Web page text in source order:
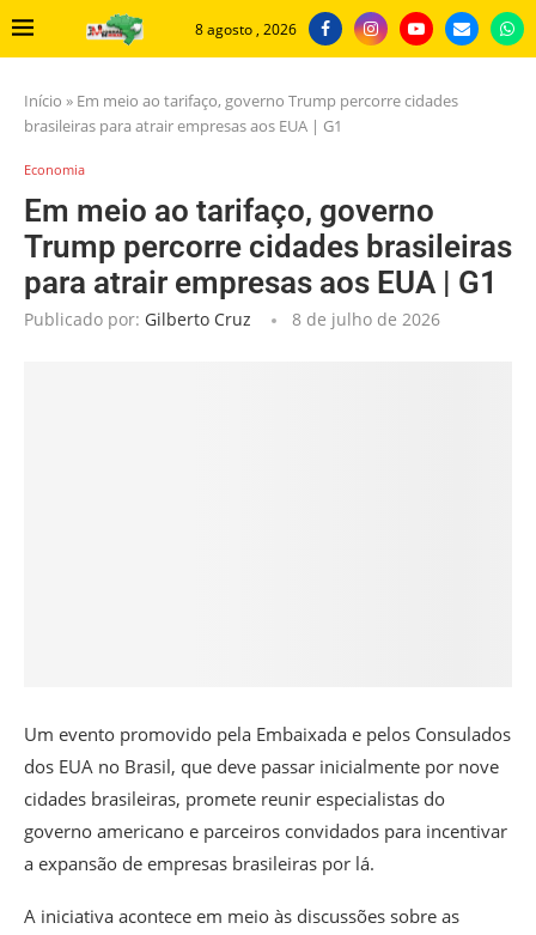
8 agosto , 2026
Início » Em meio ao tarifaço, governo Trump percorre cidades
brasileiras para atrair empresas aos EUA | G1
Economia
Em meio ao tarifaço, governo
Trump percorre cidades brasileiras
para atrair empresas aos EUA | G1
Publicado por: Gilberto Cruz 8 de julho de 2026
Um evento promovido pela Embaixada e pelos Consulados
dos EUA no Brasil, que deve passar inicialmente por nove
cidades brasileiras, promete reunir especialistas do
governo americano e parceiros convidados para incentivar
a expansão de empresas brasileiras por lá.
A iniciativa acontece em meio às discussões sobre as